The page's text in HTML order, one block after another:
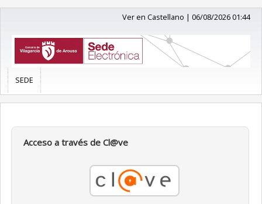
Ver en Castellano |06/08/2026 01:44
SEDE
Acceso a través de Cl@ve